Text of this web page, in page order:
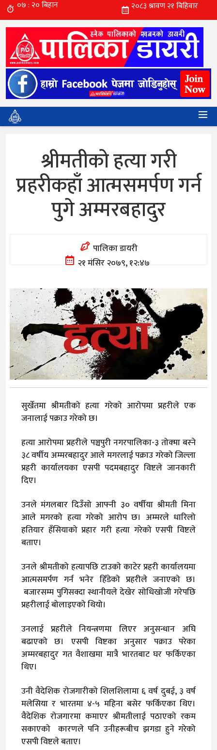
श्रीमतीको हत्या गरी
प्रहरीकहाँ आत्मसमर्पण गर्न
पुगे अम्मरबहादुर
पालिका डायरी
२१ मंसिर २०७९, १२:४७
सुर्खेतमा श्रीमतीको हत्या गरेको आरोपमा प्रहरीले एक
जनालाई पक्राउ गरेको छ।
हत्या आरोपमा प्रहरीले पञ्चपुरी नगरपालिका-३ तोक्मा बस्ने
३८ वर्षीय अम्मरबहादुर आले मगरलाई पक्राउ गरेको जिल्ला
प्रहरी कार्यालयका एसपी पदमबहादुर विष्टले जानकारी
दिए।
उनले मंगलबार दिउँसो आफ्नी ३० वर्षीया श्रीमती मिना
आले मगरको हत्या गरेको आरोप छ। अम्मरले धारिलो
हतियार हँसियाको प्रहार गरी हत्या गरेको एसपी विष्टले
बताए।
उनले श्रीमतीको हत्यापछि टाउको काटेर प्रहरी कार्यालयमा
आत्मसमर्पण गर्न भनेर हिँडेको प्रहरीले जनाएको छ।
बजारसम्म पुगिसक्दा स्थानीयले देखेर सोधिखोजी गरेपछि
प्रहरीलाई बोलाइएको थियो।
उनलाई प्रहरीले नियन्त्रणमा लिएर अनुसन्धान अघि
बढाएको छ। एसपी विष्टका अनुसार पक्राउ परेका
अम्मरबहादुर गत वैशाखमा मात्रै भारतबाट घर फर्किएका
थिए।
उनी वैदेशिक रोजगारीको शिलशिलामा ६ वर्ष दुबई, ३ वर्ष
मलेसिया र भारतमा ४-५ महिना बसेर फर्किएका थिए।
वैदेशिक रोजगारमा कमाएर श्रीमतीलाई पठाएको रकम
सकाएको कारणले पनि उनीहरूबीच झगडा हुने गरेको
एसपी विष्टले बताए।